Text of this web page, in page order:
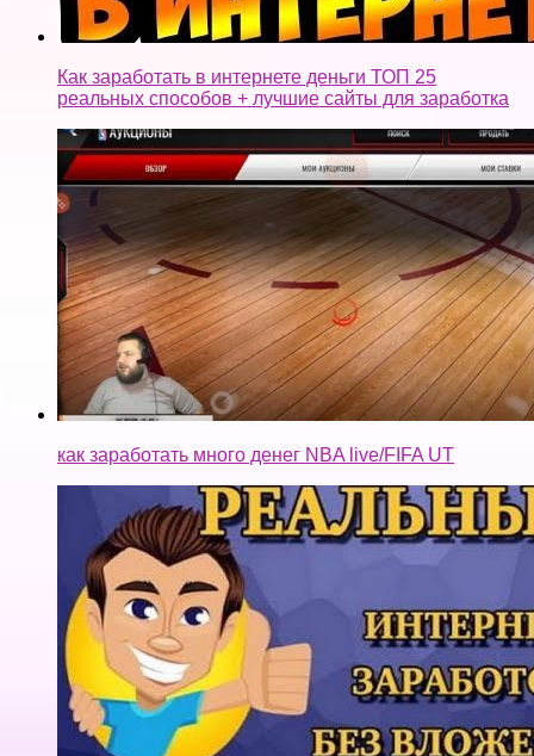
Как заработать в интернете деньги ТОП 25
реальных способов + лучшие сайты для заработка
как заработать много денег NBA live/FIFA UT